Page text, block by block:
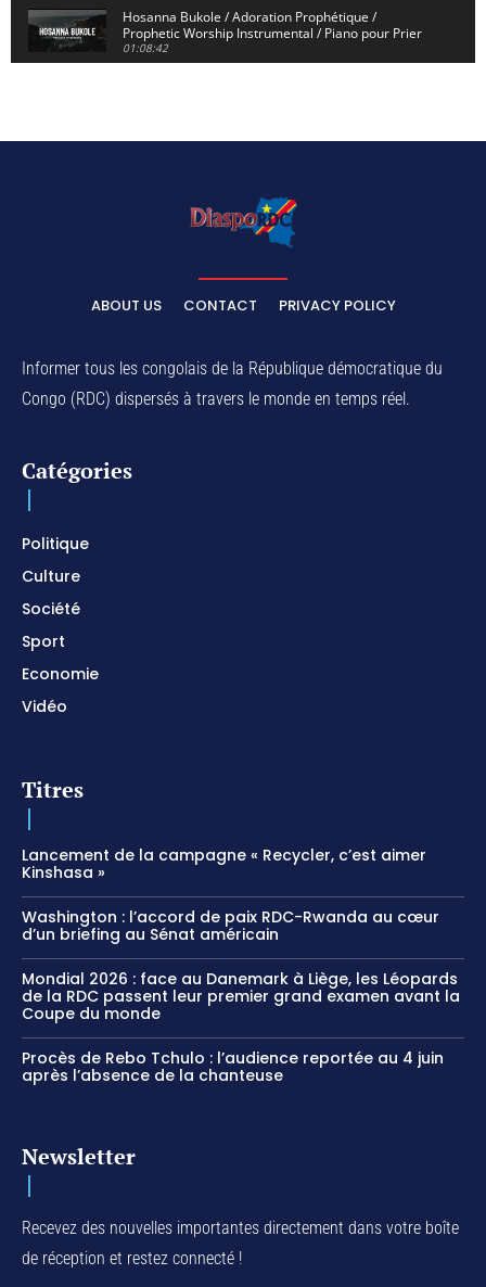
Hosanna Bukole / Adoration Prophétique /
Prophetic Worship Instrumental / Piano pour Prier
01:08:42
Dieu de Secours - God of Rescue / Adoration
Yahweh Sabaoth / Prophetic Worship Instrumental
/ Piano pour prier / Instrumental d'intercession
ELIKIA NA NGAI / Instrumental de Prière / 1H
01:03:38
Piano pour prier / Soaking Worship Instrumental
01:17:32
For Your Name Is Holy / Prophetic Worship
I SURRENDER / Soaking Worship Instrumental /
ABOUT US CONTACT PRIVACY POLICY
Informer tous les congolais de la République démocratique du
Congo (RDC) dispersés à travers le monde en temps réel.
Catégories
Politique
Culture
Société
Sport
Economie
Vidéo
Titres
Lancement de la campagne « Recycler, c’est aimer
Kinshasa »
Washington : l’accord de paix RDC-Rwanda au cœur
d’un briefing au Sénat américain
Mondial 2026 : face au Danemark à Liège, les Léopards
de la RDC passent leur premier grand examen avant la
Coupe du monde
Procès de Rebo Tchulo : l’audience reportée au 4 juin
après l’absence de la chanteuse
Newsletter
Recevez des nouvelles importantes directement dans votre boîte
de réception et restez connecté !